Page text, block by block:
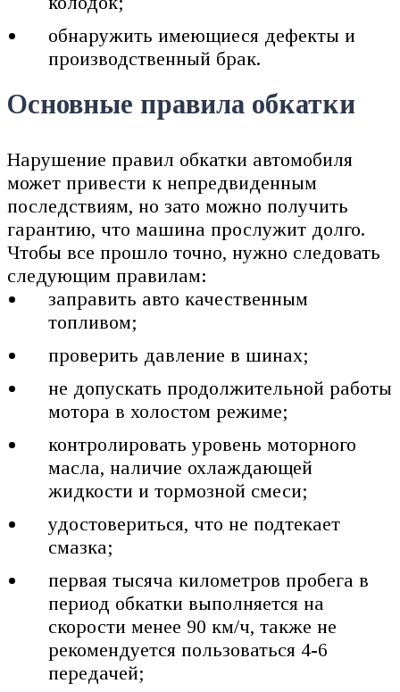
обнаружить имеющиеся дефекты и
производственный брак.
Основные правила обкатки
Нарушение правил обкатки автомобиля
может привести к непредвиденным
последствиям, но зато можно получить
гарантию, что машина прослужит долго.
Чтобы все прошло точно, нужно следовать
следующим правилам:
заправить авто качественным
топливом;
проверить давление в шинах;
не допускать продолжительной работы
мотора в холостом режиме;
контролировать уровень моторного
масла, наличие охлаждающей
жидкости и тормозной смеси;
удостовериться, что не подтекает
смазка;
первая тысяча километров пробега в
период обкатки выполняется на
скорости менее 90 км/ч, также не
рекомендуется пользоваться 4-6
передачей;